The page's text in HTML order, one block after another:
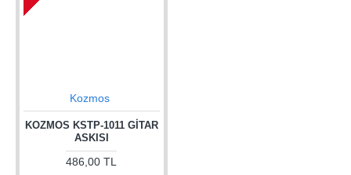
Kozmos
KOZMOS KSTP-1011 GITAR
ASKISI
486,00 TL